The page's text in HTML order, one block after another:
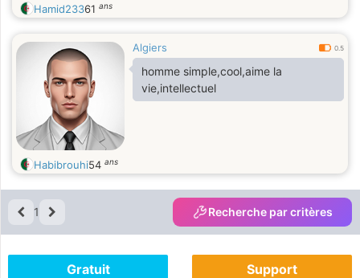
Hamid23361 ans
Algiers 0.5
homme simple,cool,aime la
vie,intellectuel
Habibrouhi54 ans
1 Recherche par critères
Gratuit Support